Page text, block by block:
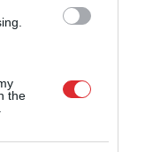
the
izredzēm Eiropas
beidzas ar